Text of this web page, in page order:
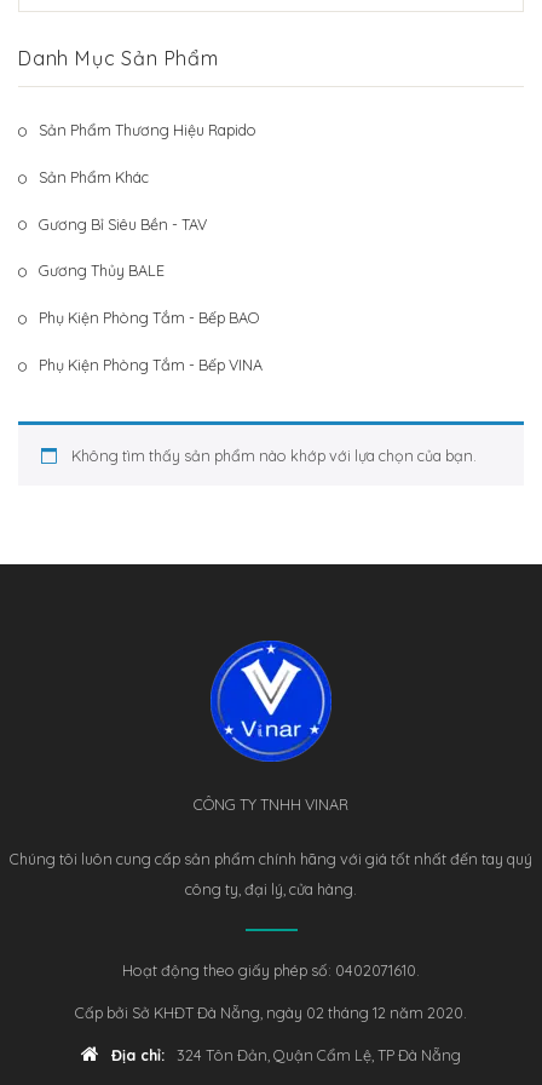
Phụ Kiện Phòng Tắm – Bếp VINA
Sản Phẩm Khác
Danh Mục Sản Phẩm
Sản Phẩm Thương Hiệu Rapido
Sản Phẩm Khác
Gương Bỉ Siêu Bền - TAV
Gương Thủy BALE
Phụ Kiện Phòng Tắm - Bếp BAO
Phụ Kiện Phòng Tắm - Bếp VINA
Không tìm thấy sản phẩm nào khớp với lựa chọn của bạn.
CÔNG TY TNHH VINAR
Chúng tôi luôn cung cấp sản phẩm chính hãng với giá tốt nhất đến tay quý
công ty, đại lý, cửa hàng.
Hoạt động theo giấy phép số: 0402071610.
Cấp bởi Sở KHĐT Đà Nẵng, ngày 02 tháng 12 năm 2020.
Địa chỉ: 324 Tôn Đản, Quận Cẩm Lệ, TP Đà Nẵng